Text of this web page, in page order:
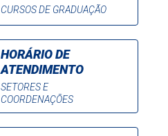
CURSOS DE GRADUAÇÃO
HORÁRIO DE
ATENDIMENTO
SETORES E
COORDENAÇÕES